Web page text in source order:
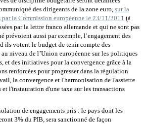
des dirigeants de la zone euro,sur la
par la Commission européenne le 23/11/2011 (à
par la lettre franco allemande et qui ne sont pas
prévoient aussi par exemple, l’engagement des
ils votent le budget de tenir compte des
niveau de l’Union européenne sur les politiques
et des initiatives pour la convergence grâce à la
renforcées pour progresser dansla régulation
la convergence et l'harmonisation de l'assiette
l'instauration d'une taxe sur les transactions
de engagements pris : le pays dont les
3% du PIB, sera sanctionné de façon